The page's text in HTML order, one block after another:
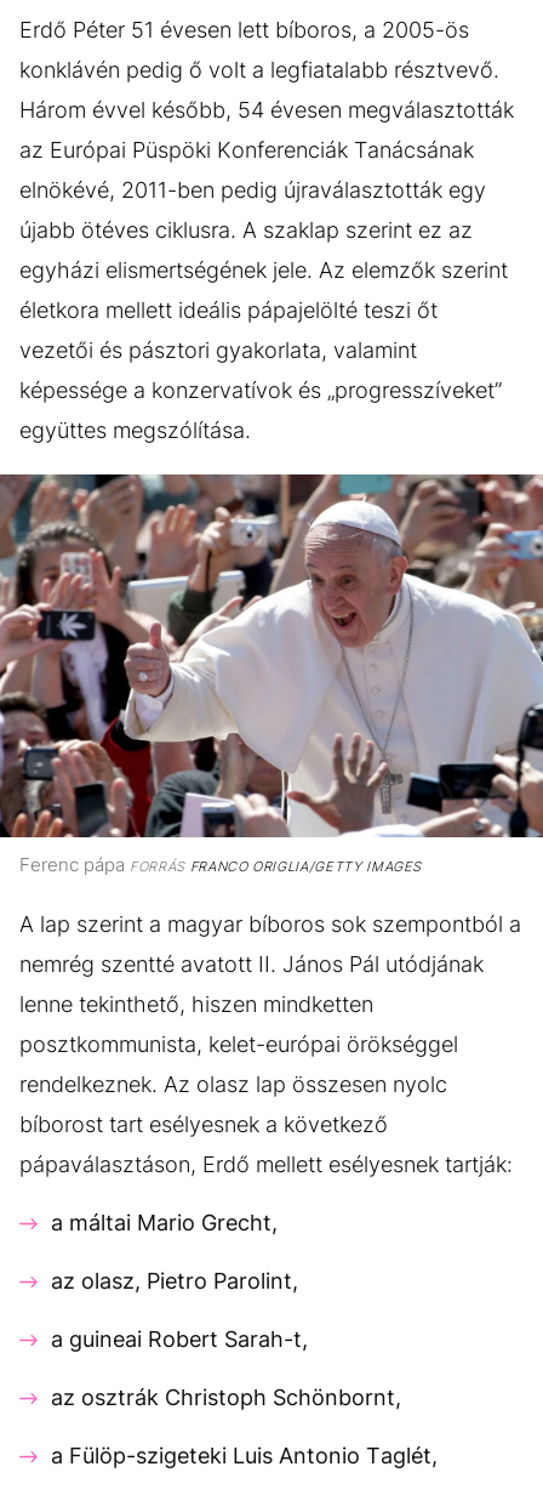
Erdő Péter 51 évesen lett bíboros, a 2005-ös
konklávén pedig ő volt a legfiatalabb résztvevő.
Három évvel később, 54 évesen megválasztották
az Európai Püspöki Konferenciák Tanácsának
elnökévé, 2011-ben pedig újraválasztották egy
újabb ötéves ciklusra. A szaklap szerint ez az
egyházi elismertségének jele. Az elemzők szerint
életkora mellett ideális pápajelölté teszi őt
vezetői és pásztori gyakorlata, valamint
képessége a konzervatívok és „progresszíveket”
együttes megszólítása.
Ferenc pápa FORRÁSFRANCO ORIGLIA/GETTY IMAGES
A lap szerint a magyar bíboros sok szempontból a
nemrég szentté avatott II. János Pál utódjának
lenne tekinthető, hiszen mindketten
posztkommunista, kelet-európai örökséggel
rendelkeznek. Az olasz lap összesen nyolc
bíborost tart esélyesnek a következő
pápaválasztáson, Erdő mellett esélyesnek tartják:
a máltai Mario Grecht,
az olasz, Pietro Parolint,
a guineai Robert Sarah-t,
az osztrák Christoph Schönbornt,
a Fülöp-szigeteki Luis Antonio Taglét,